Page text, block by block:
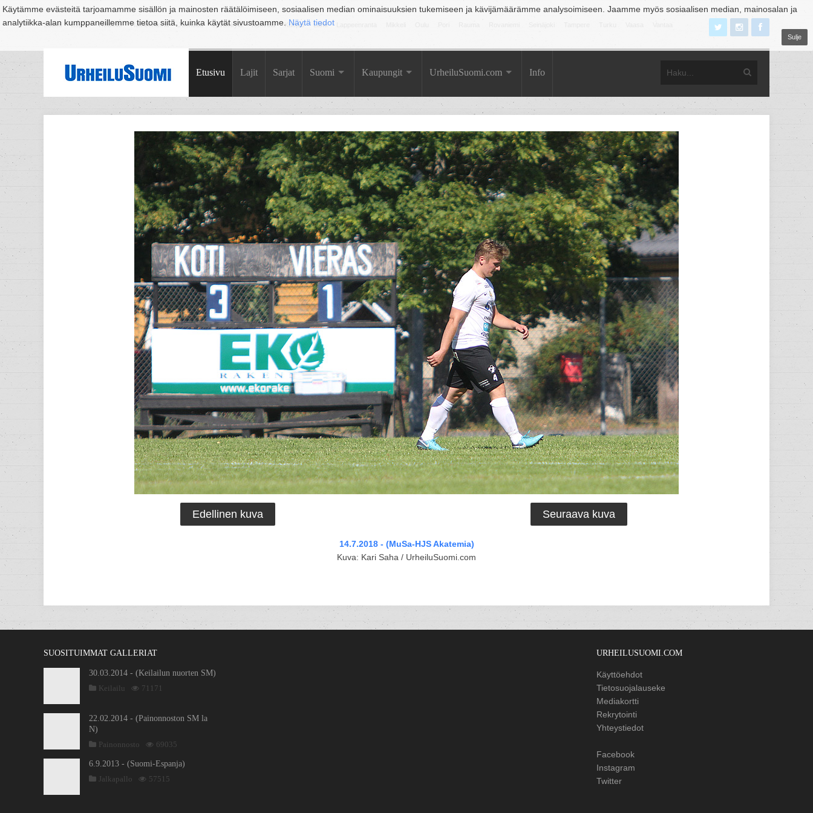
Käytämme evästeitä tarjoamamme sisällön ja mainosten räätälöimiseen, sosiaalisen median ominaisuuksien tukemiseen ja kävijämäärämme analysoimiseen. Jaamme myös sosiaalisen median, mainosalan ja
analytiikka-alan kumppaneillemme tietoa siitä, kuinka käytät sivustoamme. Näytä tiedot
Sulje
Suomi Espoo Helsinki Hämeenlinna Joensuu Jyväskylä Kouvola Kuopio Lahti
Etusivu Lajit Sarjat Suomi Kaupungit UrheiluSuomi.com Info
Edellinen kuva Seuraava kuva
14.7.2018 - (MuSa-HJS Akatemia)
Kuva: Kari Saha / UrheiluSuomi.com
SUOSITUIMMAT GALLERIAT
30.03.2014 - (Keilailun nuorten SM)
Keilailu
71171
22.02.2014 - (Painonnoston SM la
N)
Painonnosto
69035
6.9.2013 - (Suomi-Espanja)
Jalkapallo
57515
URHEILUSUOMI.COM
Käyttöehdot
Tietosuojalauseke
Mediakortti
Rekrytointi
Yhteystiedot
Facebook
Instagram
Twitter